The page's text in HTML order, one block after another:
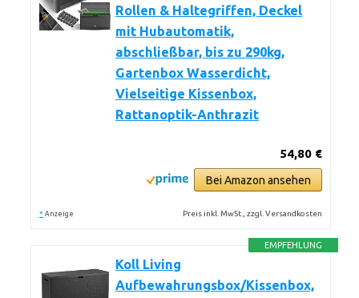
Rollen & Haltegriffen, Deckel
mit Hubautomatik,
abschließbar, bis zu 290kg,
Gartenbox Wasserdicht,
Vielseitige Kissenbox,
Rattanoptik-Anthrazit
54,80 €
Bei Amazon ansehen
* Anzeige Preis inkl. MwSt., zzgl. Versandkosten
EMPFEHLUNG
Koll Living
Aufbewahrungsbox/Kissenbox,